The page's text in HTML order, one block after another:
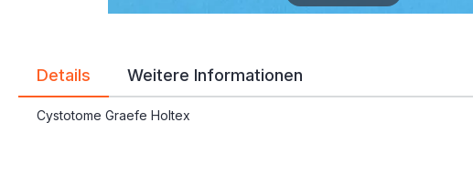
Details
Cystotome Graefe Holtex
Weitere Informationen